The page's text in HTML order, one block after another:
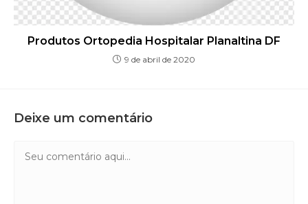
Produtos Ortopedia Hospitalar Planaltina DF
9 de abril de 2020
Deixe um comentário